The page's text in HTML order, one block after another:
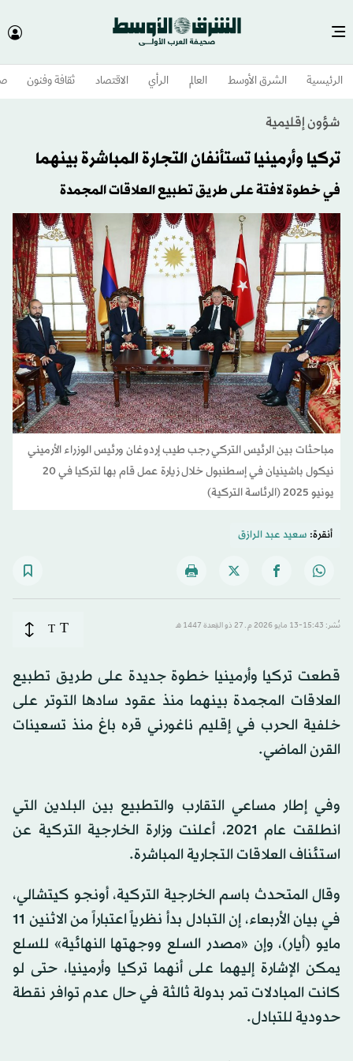
الرئيسية الشرق الأوسط​ العالم الرأي الاقتصاد ثقافة وفنون
شؤون إقليمية
تركيا وأرمينيا تستأنفان التجارة المباشرة بينهما
في خطوة لافتة على طريق تطبيع العلاقات المجمدة
مباحثات بين الرئيس التركي رجب طيب إردوغان ورئيس الوزراء الأرميني
نيكول باشينيان في إسطنبول خلال زيارة عمل قام بها لتركيا في 20
يونيو 2025 (الرئاسة التركية)
أنقرة: سعيد عبد الرازق
نُشر: 15:43-13 مايو 2026 م ـ 27 ذو القِعدة 1447 هـ T
T
قطعت تركيا وأرمينيا خطوة جديدة على طريق تطبيع
العلاقات المجمدة بينهما منذ عقود سادها التوتر على
خلفية الحرب في إقليم ناغورني قره باغ منذ تسعينات
القرن الماضي.
وفي إطار مساعي التقارب والتطبيع بين البلدين التي
انطلقت عام 2021، أعلنت وزارة الخارجية التركية عن
استئناف العلاقات التجارية المباشرة.
وقال المتحدث باسم الخارجية التركية، أونجو كيتشالي،
في بيان الأربعاء، إن التبادل بدأ نظرياً اعتباراً من الاثنين 11
مايو (أيار)، وإن «مصدر السلع ووجهتها النهائية» للسلع
يمكن الإشارة إليهما على أنهما تركيا وأرمينيا، حتى لو
كانت المبادلات تمر بدولة ثالثة في حال عدم توافر نقطة
حدودية للتبادل.